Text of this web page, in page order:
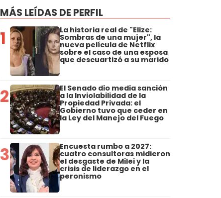
MÁS LEÍDAS DE PERFIL
1 La historia real de "Elize:
Sombras de una mujer", la
nueva película de Netflix
sobre el caso de una esposa
que descuartizó a su marido
2 El Senado dio media sanción
a la Inviolabilidad de la
Propiedad Privada: el
Gobierno tuvo que ceder en
la Ley del Manejo del Fuego
3 Encuesta rumbo a 2027:
cuatro consultoras midieron
el desgaste de Milei y la
crisis de liderazgo en el
peronismo